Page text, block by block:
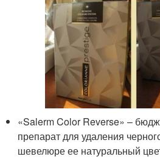
«Salerm Color Reverse» –
препарат для удаления
шевелюре ее натуральный